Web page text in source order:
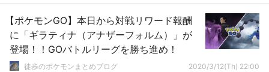
【ポケモンGO】本日から対戦リワード報酬
に「ギラティナ（アナザーフォルム）」が
登場！！GOバトルリーグを勝ち進め！
徒歩のポケモンまとめブログ 2020/3/12(Th) 22:00